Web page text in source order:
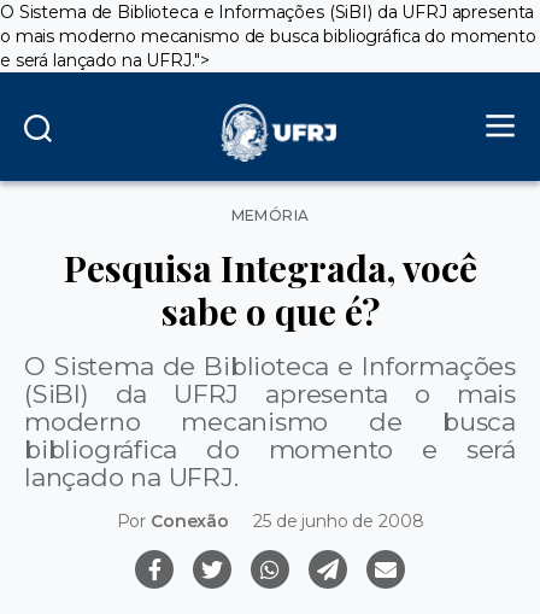
O Sistema de Biblioteca e Informações (SiBI) da UFRJ apresenta
o mais moderno mecanismo de busca bibliográfica do momento
e será lançado na UFRJ.">
Categorias
MEMÓRIA
Pesquisa Integrada, você
sabe o que é?
O Sistema de Biblioteca e Informações
(SiBI) da UFRJ apresenta o mais
moderno mecanismo de busca
bibliográfica do momento e será
lançado na UFRJ.
Por Conexão 25 de junho de 2008